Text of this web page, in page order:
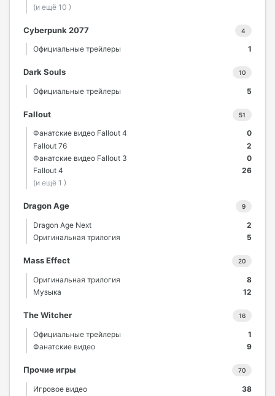
(и ещё 10 )
4
Cyberpunk 2077
1
Официальные трейлеры
10
Dark Souls
5
Официальные трейлеры
51
Fallout
0
Фанатские видео Fallout 4
2
Fallout 76
0
Фанатские видео Fallout 3
26
Fallout 4
(и ещё 1 )
9
Dragon Age
2
Dragon Age Next
5
Оригинальная трилогия
20
Mass Effect
8
Оригинальная трилогия
12
Музыка
16
The Witcher
1
Официальные трейлеры
9
Фанатские видео
70
Прочие игры
38
Игровое видео